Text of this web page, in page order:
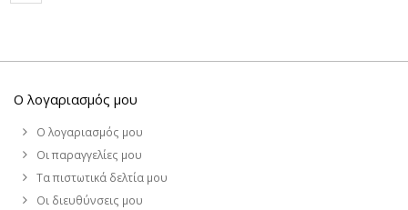
Ο λογαριασμός μου
Ο λογαριασμός μου
Οι παραγγελίες μου
Τα πιστωτικά δελτία μου
Οι διευθύνσεις μου